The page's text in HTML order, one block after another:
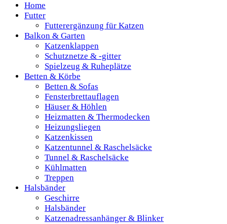
Home
Futter
Futterergänzung für Katzen
Balkon & Garten
Katzenklappen
Schutznetze & -gitter
Spielzeug & Ruheplätze
Betten & Körbe
Betten & Sofas
Fensterbrettauflagen
Häuser & Höhlen
Heizmatten & Thermodecken
Heizungsliegen
Katzenkissen
Katzentunnel & Raschelsäcke
Tunnel & Raschelsäcke
Kühlmatten
Treppen
Halsbänder
Geschirre
Halsbänder
Katzenadressanhänger & Blinker